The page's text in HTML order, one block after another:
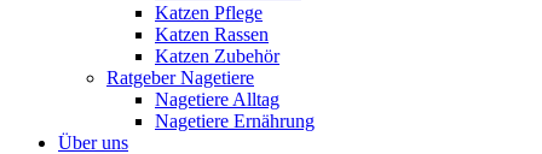
Katzen Pflege
Katzen Rassen
Katzen Zubehör
Ratgeber Nagetiere
Nagetiere Alltag
Nagetiere Ernährung
Über uns